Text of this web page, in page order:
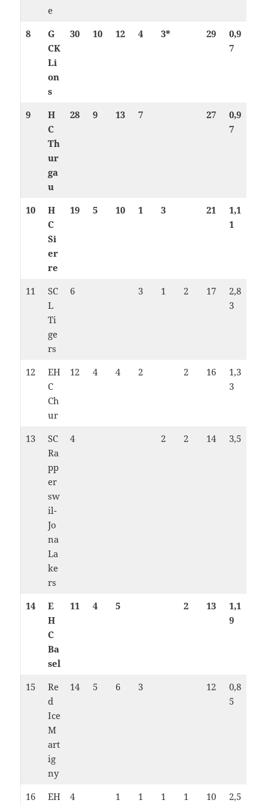
e
8
G
CK
Li
on
s
30 10 12 4 3* 29
0,9
7
9
H
C
Th
ur
ga
u
28 9 13 7 27
0,9
7
10
H
C
Si
er
re
19 5 10 1 3 21
1,1
1
11
SC
L
Ti
ge
rs
6 3 1 2 17
2,8
3
12
EH
C
Ch
ur
12 4 4 2 2 16
1,3
3
13
SC
Ra
pp
er
sw
il-
Jo
na
La
ke
rs
4 2 2 14 3,5
14
E
H
C
Ba
sel
11 4 5 2 13
1,1
9
15
Re
d
Ice
M
art
ig
ny
14 5 6 3 12
0,8
5
16
EH
4 1 1 1 1 10 2,5